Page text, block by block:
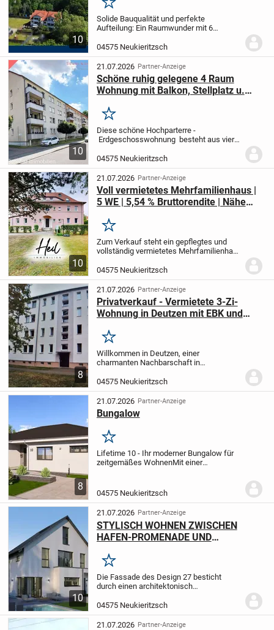
10
Merken
Solide Bauqualität und perfekte
Aufteilung: Ein Raumwunder mit 6
errichtete Mehrfamilienhaus überzeugt
durch eine ausgesprochen hohe
Bauqualität und präsentiert sich...
04575 Neukieritzsch
10
21.07.2026 Partner-Anzeige
Schöne ruhig gelegene 4 Raum
Wohnung mit Balkon, Stellplatz u.
Merken
Diese schöne Hochparterre -
Erdgeschosswohnung besteht aus vier
Küche mit neuwertiger EBK ( 2024 ) und
einem Tageslichtbad mit Dusche. Das
Wohnzimmer verfügt...
04575 Neukieritzsch
10
21.07.2026 Partner-Anzeige
Voll vermietetes Mehrfamilienhaus |
5 WE | 5,54 % Bruttorendite | Nähe
Merken
Zum Verkauf steht ein gepflegtes und
vollständig vermietetes Mehrfamilienhaus
Wohnlage von Neukieritzsch, Ortsteil
Lobstädt. Das ursprünglich um 1930
errichtete...
04575 Neukieritzsch
8
21.07.2026 Partner-Anzeige
Privatverkauf - Vermietete 3-Zi-
Wohnung in Deutzen mit EBK und
Merken
Willkommen in Deutzen, einer
charmanten Nachbarschaft in
Genossenschaft. Hier erwartet Sie eine
ansprechende und gemütliche Wohnung,
die perfekt für Singles oder Paare...
04575 Neukieritzsch
8
21.07.2026 Partner-Anzeige
Bungalow
Merken
Lifetime 10 - Ihr moderner Bungalow für
zeitgemäßes WohnenMit einer
für ein angenehmes und komfortables
04575 Neukieritzsch
10
21.07.2026 Partner-Anzeige
STYLISCH WOHNEN ZWISCHEN
HAFEN-PROMENADE UND
Merken
Die Fassade des Design 27 besticht
durch einen architektonisch
durchdachten Vorsprung im vorderen
Bereich. Im hinteren Bereich befindet sich
eine überdachte Aussparung,...
04575 Neukieritzsch
21.07.2026 Partner-Anzeige